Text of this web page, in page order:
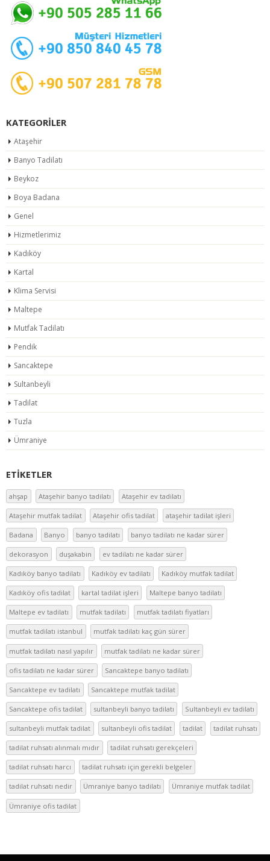
KATEGORILER
Ataşehir
Banyo Tadilatı
Beykoz
Boya Badana
Genel
Hizmetlerimiz
Kadıköy
Kartal
Klima Servisi
Maltepe
Mutfak Tadilatı
Pendik
Sancaktepe
Sultanbeyli
Tadilat
Tuzla
Ümraniye
ETIKETLER
ahşap Ataşehir banyo tadilatı Ataşehir ev tadilatı
Ataşehir mutfak tadilat Ataşehir ofis tadilat ataşehir tadilat işleri
Badana Banyo banyo tadilatı banyo tadilatı ne kadar sürer
dekorasyon duşakabin ev tadilatı ne kadar sürer
Kadıköy banyo tadilatı Kadıköy ev tadilatı Kadıköy mutfak tadilat
Kadıköy ofis tadilat kartal tadilat işleri Maltepe banyo tadilatı
Maltepe ev tadilatı mutfak tadilatı mutfak tadilatı fiyatları
mutfak tadilatı istanbul mutfak tadilatı kaç gün sürer
mutfak tadilatı nasıl yapılır mutfak tadilatı ne kadar sürer
ofis tadilatı ne kadar sürer Sancaktepe banyo tadilatı
Sancaktepe ev tadilatı Sancaktepe mutfak tadilat
Sancaktepe ofis tadilat sultanbeyli banyo tadilatı Sultanbeyli ev tadilatı
sultanbeyli mutfak tadilat sultanbeyli ofis tadilat tadilat tadilat ruhsatı
tadilat ruhsatı alınmalı mıdır tadilat ruhsatı gerekçeleri
tadilat ruhsatı harcı tadilat ruhsatı için gerekli belgeler
tadilat ruhsatı nedir Ümraniye banyo tadilatı Ümraniye mutfak tadilat
Ümraniye ofis tadilat